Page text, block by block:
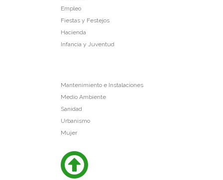
Empleo
Fiestas y Festejos
Hacienda
Infancia y Juventud
Mantenimiento e Instalaciones
Medio Ambiente
Sanidad
Urbanismo
Mujer